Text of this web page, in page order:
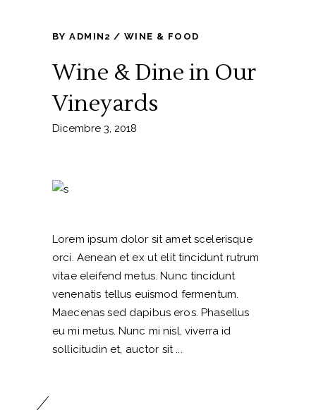
BYADMIN2 WINE & FOOD
Wine & Dine in Our
Vineyards
Dicembre 3, 2018
Lorem ipsum dolor sit amet scelerisque
orci. Aenean et ex ut elit tincidunt rutrum
vitae eleifend metus. Nunc tincidunt
venenatis tellus euismod fermentum.
Maecenas sed dapibus eros. Phasellus
eu mi metus. Nunc mi nisl, viverra id
sollicitudin et, auctor sit